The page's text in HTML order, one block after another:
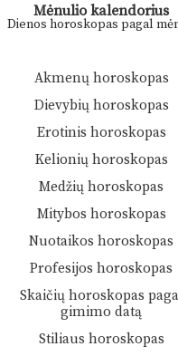
Mėnulio kalendorius
Dienos horoskopas pagal
Akmenų horoskopas
Dievybių horoskopas
Erotinis horoskopas
Kelionių horoskopas
Medžių horoskopas
Mitybos horoskopas
Nuotaikos horoskopas
Profesijos horoskopas
Skaičių horoskopas
gimimo datą
Stiliaus horoskopas